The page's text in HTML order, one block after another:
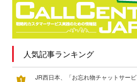
人気記事ランキング
JR西日本、「お忘れ物チャットサービ